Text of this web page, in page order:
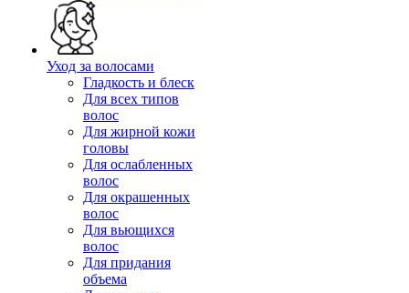
Уход за волосами
Гладкость и блеск
Для всех типов
волос
Для жирной кожи
головы
Для ослабленных
волос
Для окрашенных
волос
Для вьющихся
волос
Для придания
объема